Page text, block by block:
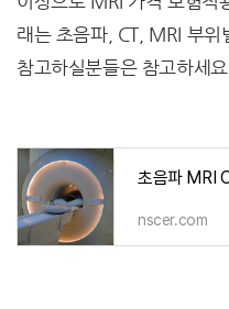
래는 초음파, CT, MRI 부
참고하실분들은 참고하세
초음파 MRI
nscer.com